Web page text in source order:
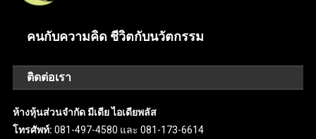
คนกับความคิด ชีวิตกับนวัตกรรม
ติดต่อเรา
ห้างหุ้นส่วนจำกัด มีเดีย ไอเดียพลัส
โทรศัพท์: 081-497-4580 และ 081-173-6614